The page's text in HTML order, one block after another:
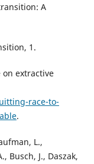
A
1.
on extractive
race-to-
.
L.,
Busch, J., Daszak,